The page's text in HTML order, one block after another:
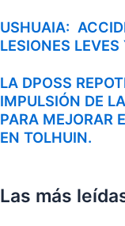
USHUAIA:
LESIONES
LA DPOSS
IMPULSIÓN DE
PARA MEJORAR
EN TOLHUIN.
Las más